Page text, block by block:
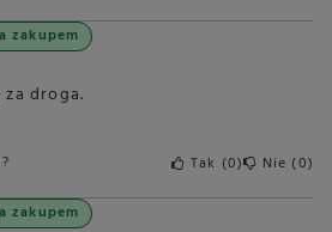
zakupem
droga.
Tak 0 Nie 0
zakupem